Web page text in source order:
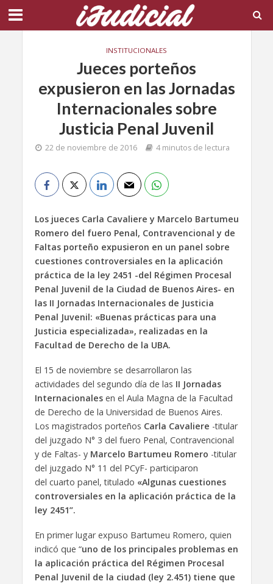
INSTITUCIONALES
Jueces porteños
expusieron en las Jornadas
Internacionales sobre
Justicia Penal Juvenil
22 de noviembre de 2016 4 minutos de lectura
Los jueces Carla Cavaliere y Marcelo Bartumeu
Romero del fuero Penal, Contravencional y de
Faltas porteño expusieron en un panel sobre
cuestiones controversiales en la aplicación
práctica de la ley 2451 -del Régimen Procesal
Penal Juvenil de la Ciudad de Buenos Aires- en
las II Jornadas Internacionales de Justicia
Penal Juvenil: «Buenas prácticas para una
Justicia especializada», realizadas en la
Facultad de Derecho de la UBA.
El 15 de noviembre se desarrollaron las
actividades del segundo día de las II Jornadas
Internacionalesen el Aula Magna de la Facultad
de Derecho de la Universidad de Buenos Aires.
Los magistrados porteños Carla Cavaliere -titular
del juzgado N° 3 del fuero Penal, Contravencional
y de Faltas- y Marcelo Bartumeu Romero -titular
del juzgado N° 11 del PCyF- participaron
del cuarto panel, titulado «Algunas cuestiones
controversiales en la aplicación práctica de la
ley 2451”.
En primer lugar expuso Bartumeu Romero, quien
indicó que “uno de los principales problemas en
la aplicación práctica del Régimen Procesal
Penal Juvenil de la ciudad (ley 2.451) tiene que